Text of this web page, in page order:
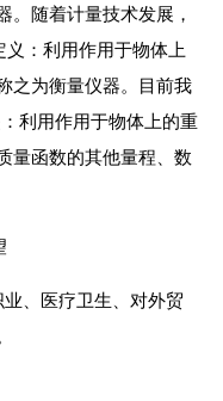
。随着计量技术发展，
：利用作用于物体上
之为衡量仪器。目前我
利用作用于物体上的重
量函数的其他量程、数
、医疗卫生、对外贸